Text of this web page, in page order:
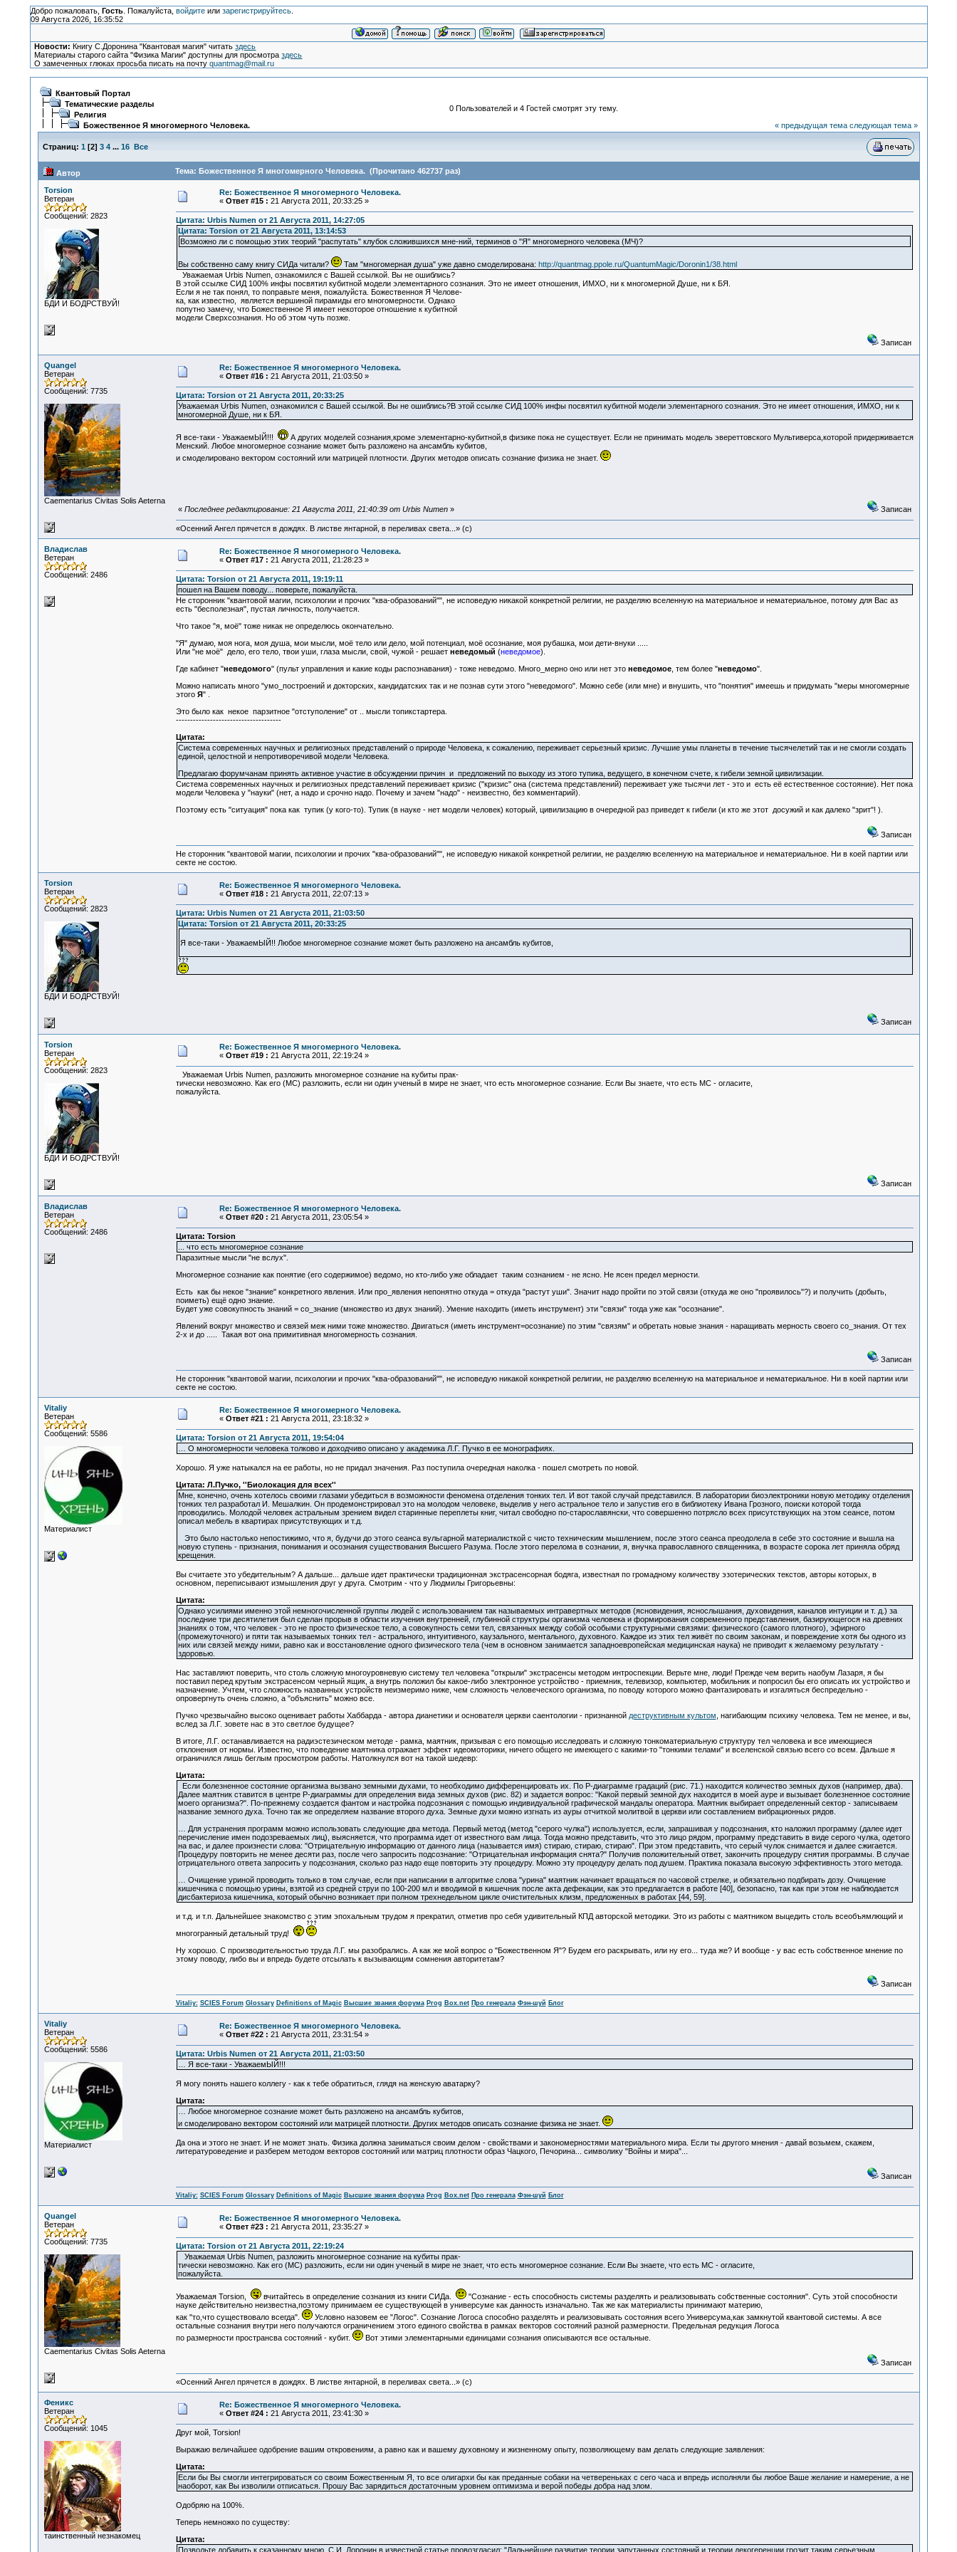
Добро пожаловать, Гость. Пожалуйста, войдитеили зарегистрируйтесь.
09 Августа 2026, 16:35:52
Новости: Книгу С.Доронина "Квантовая магия" читатьздесь
Материалы старого сайта "Физика Магии" доступны для просмотраздесь
О замеченных глюках просьба писать на почтуquantmag@mail.ru
Квантовый Портал
Тематические разделы
Религия
Божественное Я многомерного Человека.
0 Пользователей и 4 Гостей смотрят эту тему.
« предыдущая тема следующая тема »
Страниц: 1 [2] 3 4 ... 16 Все
Автор Тема: Божественное Я многомерного Человека. (Прочитано 462737 раз)
Torsion
Ветеран
Сообщений: 2823
БДИ И БОДРСТВУЙ!
Re: Божественное Я многомерного Человека.
« Ответ #15 : 21 Августа 2011, 20:33:25 »
Цитата: Urbis Numen от 21 Августа 2011, 14:27:05
Цитата: Torsion от 21 Августа 2011, 13:14:53
Возможно ли с помощью этих теорий "распутать" клубок сложившихся мне-ний, терминов о "Я" многомерного человека (МЧ)?
Вы собственно саму книгу СИДа читали? Там "многомерная душа" уже давно смоделирована: http://quantmag.ppole.ru/QuantumMagic/Doronin1/38.html
Уважаемая Urbis Numen, ознакомился с Вашей ссылкой. Вы не ошиблись?
В этой ссылке СИД 100% инфы посвятил кубитной модели элементарного сознания. Это не имеет отношения, ИМХО, ни к многомерной Душе, ни к БЯ.
Если я не так понял, то поправьте меня, пожалуйста. Божественноя Я Челове-
ка, как известно, является вершиной пирамиды его многомерности. Однако
попутно замечу, что Божественное Я имеет некоторое отношение к кубитной
модели Сверхсознания. Но об этом чуть позже.
Записан
Quangel
Ветеран
Сообщений: 7735
Сaementarius Civitas Solis Aeterna
Re: Божественное Я многомерного Человека.
« Ответ #16 : 21 Августа 2011, 21:03:50 »
Цитата: Torsion от 21 Августа 2011, 20:33:25
Уважаемая Urbis Numen, ознакомился с Вашей ссылкой. Вы не ошиблись?В этой ссылке СИД 100% инфы посвятил кубитной модели элементарного сознания. Это не имеет отношения, ИМХО, ни к
многомерной Душе, ни к БЯ.
Я все-таки - УважаемЫЙ!!!
А других моделей сознания,кроме элементарно-кубитной,в физике пока не существует. Если не принимать модель эвереттовского Мультиверса,которой придерживается
Менский. Любое многомерное сознание может быть разложено на ансамбль кубитов,
и смоделировано вектором состояний или матрицей плотности. Других методов описать сознание физика не знает.
« Последнее редактирование: 21 Августа 2011, 21:40:39 от Urbis Numen» Записан
«Осенний Ангел прячется в дождях. В листве янтарной, в переливах света...» (c)
Владислав
Ветеран
Сообщений: 2486
Re: Божественное Я многомерного Человека.
« Ответ #17 : 21 Августа 2011, 21:28:23 »
Цитата: Torsion от 21 Августа 2011, 19:19:11
пошел на Вашем поводу... поверьте, пожалуйста.
Не сторонник "квантовой магии, психологии и прочих "ква-образований"", не исповедую никакой конкретной религии, не разделяю вселенную на материальное и нематериальное, потому для Вас аз
есть "бесполезная", пустая личность, получается.
Что такое "я, моё" тоже никак не определюсь окончательно.
"Я" думаю, моя нога, моя душа, мои мысли, моё тело или дело, мой потенциал, моё осознание, моя рубашка, мои дети-внуки .....
Или "не моё" дело, его тело, твои уши, глаза мысли, свой, чужой - решает неведомый (неведомое).
Где кабинет "неведомого" (пульт управления и какие коды распознавания) - тоже неведомо. Много_мерно оно или нет это неведомое, тем более "неведомо".
Можно написать много "умо_построений и докторских, кандидатских так и не познав сути этого "неведомого". Можно себе (или мне) и внушить, что "понятия" имеешь и придумать "меры многомерные
этого Я" .
Это было как некое парзитное "отступоление" от .. мысли топикстартера.
-------------------------------------
Цитата:
Система современных научных и религиозных представлений о природе Человека, к сожалению, переживает серьезный кризис. Лучшие умы планеты в течение тысячелетий так и не смогли создать
единой, целостной и непротиворечивой модели Человека.
Предлагаю форумчанам принять активное участие в обсуждении причин и предложений по выходу из этого тупика, ведущего, в конечном счете, к гибели земной цивилизации.
Система современных научных и религиозных представлений переживает кризис ("кризис" она (система представлений) переживает уже тысячи лет - это и есть её естественное состояние). Нет пока
модели Человека у "науки" (нет, а надо и срочно надо. Почему и зачем "надо" - неизвестно, без комментарий).
Поэтому есть "ситуация" пока как тупик (у кого-то). Тупик (в науке - нет модели человек) который, цивилизацию в очередной раз приведет к гибели (и кто же этот досужий и как далеко "зрит"! ).
Записан
Не сторонник "квантовой магии, психологии и прочих "ква-образований"", не исповедую никакой конкретной религии, не разделяю вселенную на материальное и нематериальное. Ни в коей партии или
секте не состою.
Torsion
Ветеран
Сообщений: 2823
БДИ И БОДРСТВУЙ!
Re: Божественное Я многомерного Человека.
« Ответ #18 : 21 Августа 2011, 22:07:13 »
Цитата: Urbis Numen от 21 Августа 2011, 21:03:50
Цитата: Torsion от 21 Августа 2011, 20:33:25
Я все-таки - УважаемЫЙ!! Любое многомерное сознание может быть разложено на ансамбль кубитов,
Записан
Torsion
Ветеран
Сообщений: 2823
БДИ И БОДРСТВУЙ!
Re: Божественное Я многомерного Человека.
« Ответ #19 : 21 Августа 2011, 22:19:24 »
Уважаемая Urbis Numen, разложить многомерное сознание на кубиты прак-
тически невозможно. Как его (МС) разложить, если ни один ученый в мире не знает, что есть многомерное сознание. Если Вы знаете, что есть МС - огласите,
пожалуйста.
Записан
Владислав
Ветеран
Сообщений: 2486
Re: Божественное Я многомерного Человека.
« Ответ #20 : 21 Августа 2011, 23:05:54 »
Цитата: Torsion
... что есть многомерное сознание
Паразитные мысли "не вслух".
Многомерное сознание как понятие (его содержимое) ведомо, но кто-либо уже обладает таким сознанием - не ясно. Не ясен предел мерности.
Есть как бы некое "знание" конкретного явления. Или про_явления непонятно откуда = откуда "растут уши". Значит надо пройти по этой связи (откуда же оно "проявилось"?) и получить (добыть,
поиметь) ещё одно знание.
Будет уже совокупность знаний = со_знание (множество из двух знаний). Умение находить (иметь инструмент) эти "связи" тогда уже как "осознание".
Явлений вокруг множество и связей меж ними тоже множество. Двигаться (иметь инструмент=осознание) по этим "связям" и обретать новые знания - наращивать мерность своего со_знания. От тех
2-х и до ..... Такая вот она примитивная многомерность сознания.
Записан
Не сторонник "квантовой магии, психологии и прочих "ква-образований"", не исповедую никакой конкретной религии, не разделяю вселенную на материальное и нематериальное. Ни в коей партии или
секте не состою.
Vitaliy
Ветеран
Сообщений: 5586
Материалист
Re: Божественное Я многомерного Человека.
« Ответ #21 : 21 Августа 2011, 23:18:32 »
Цитата: Torsion от 21 Августа 2011, 19:54:04
… О многомерности человека толково и доходчиво описано у академика Л.Г. Пучко в ее монографиях.
Хорошо. Я уже натыкался на ее работы, но не придал значения. Раз поступила очередная наколка - пошел смотреть по новой.
Цитата: Л.Пучко, ''Биолокация для всех''
Мне, конечно, очень хотелось своими глазами убедиться в возможности феномена отделения тонких тел. И вот такой случай представился. В лаборатории биоэлектроники новую методику отделения
тонких тел разработал И. Мешалкин. Он продемонстрировал это на молодом человеке, выделив у него астральное тело и запустив его в библиотеку Ивана Грозного, поиски которой тогда
проводились. Молодой человек астральным зрением видел старинные переплеты книг, читал свободно по-старославянски, что совершенно потрясло всех присутствующих на этом сеансе, потом
описал мебель в квартирах присутствующих и т.д.
Это было настолько непостижимо, что я, будучи до этого сеанса вульгарной материалисткой с чисто техническим мышлением, после этого сеанса преодолела в себе это состояние и вышла на
новую ступень - признания, понимания и осознания существования Высшего Разума. После этого перелома в сознании, я, внучка православного священника, в возрасте сорока лет приняла обряд
крещения.
Вы считаете это убедительным? А дальше... дальше идет практически традиционная экстрасенсорная бодяга, известная по громадному количеству эзотерических текстов, авторы которых, в
основном, переписывают измышления друг у друга. Смотрим - что у Людмилы Григорьевны:
Цитата:
Однако усилиями именно этой немногочисленной группы людей с использованием так называемых интравертных методов (ясновидения, яснослышания, духовидения, каналов интуиции и т. д.) за
последние три десятилетия был сделан прорыв в области изучения внутренней, глубинной структуры организма человека и формирования современного представления, базирующегося на древних
знаниях о том, что человек - это не просто физическое тело, а совокупность семи тел, связанных между собой особыми структурными связями: физического (самого плотного), эфирного
(промежуточного) и пяти так называемых тонких тел - астрального, интуитивного, каузального, ментального, духовного. Каждое из этих тел живёт по своим законам, и повреждение хотя бы одного из
них или связей между ними, равно как и восстановление одного физического тела (чем в основном занимается западноевропейская медицинская наука) не приводит к желаемому результату -
здоровью.
Нас заставляют поверить, что столь сложную многоуровневую систему тел человека "открыли" экстрасенсы методом интроспекции. Верьте мне, люди! Прежде чем верить наобум Лазаря, я бы
поставил перед крутым экстрасенсом черный ящик, а внутрь положил бы какое-либо электронное устройство - приемник, телевизор, компьютер, мобильник и попросил бы его описать их устройство и
назначение. Учтем, что сложность названных устройств неизмеримо ниже, чем сложность человеческого организма, по поводу которого можно фантазировать и изгаляться беспредельно -
опровергнуть очень сложно, а "объяснить" можно все.
Пучко чрезвычайно высоко оценивает работы Хаббарда - автора дианетики и основателя церкви саентологии - признанной деструктивным культом , нагибающим психику человека. Тем не менее, и вы,
вслед за Л.Г. зовете нас в это светлое будущее?
В итоге, Л.Г. останавливается на радиэстезическом методе - рамка, маятник, призывая с его помощью исследовать и сложную тонкоматериальную структуру тел человека и все имеющиеся
отклонения от нормы. Известно, что поведение маятника отражает эффект идеомоторики, ничего общего не имеющего с какими-то "тонкими телами" и вселенской связью всего со всем. Дальше я
ограничился лишь беглым просмотром работы. Натолкнулся вот на такой шедевр:
Цитата:
Если болезненное состояние организма вызвано земными духами, то необходимо дифференцировать их. По Р-диаграмме градаций (рис. 71.) находится количество земных духов (например, два).
Далее маятник ставится в центре Р-диаграммы для определения вида земных духов (рис. 82) и задается вопрос: "Какой первый земной дух находится в моей ауре и вызывает болезненное состояние
моего организма?". По-прежнему создается фантом и настройка подсознания с помощью индивидуальной графической мандалы оператора. Маятник выбирает определенный сектор - записываем
название земного духа. Точно так же определяем название второго духа. Земные духи можно изгнать из ауры отчиткой молитвой в церкви или составлением вибрационных рядов.
… Для устранения программ можно использовать следующие два метода. Первый метод (метод "серого чулка") используется, если, запрашивая у подсознания, кто наложил программу (далее идет
перечисление имен подозреваемых лиц), выясняется, что программа идет от известного вам лица. Тогда можно представить, что это лицо рядом, программу представить в виде серого чулка, одетого
на вас, и далее произнести слова: "Отрицательную информацию от данного лица (называется имя) стираю, стираю, стираю". При этом представить, что серый чулок снимается и далее сжигается.
Процедуру повторить не менее десяти раз, после чего запросить подсознание: "Отрицательная информация снята?" Получив положительный ответ, закончить процедуру снятия программы. В случае
отрицательного ответа запросить у подсознания, сколько раз надо еще повторить эту процедуру. Можно эту процедуру делать под душем. Практика показала высокую эффективность этого метода.
… Очищение уриной проводить только в том случае, если при написании в алгоритме слова "урина" маятник начинает вращаться по часовой стрелке, и обязательно подбирать дозу. Очищение
кишечника с помощью урины, взятой из средней струи по 100-200 мл и вводимой в кишечник после акта дефекации, как это предлагается в работе [40], безопасно, так как при этом не наблюдается
дисбактериоза кишечника, который обычно возникает при полном трехнедельном цикле очистительных клизм, предложенных в работах [44, 59].
и т.д. и т.п. Дальнейшее знакомство с этим эпохальным трудом я прекратил, отметив про себя удивительный КПД авторской методики. Это из работы с маятником выцедить столь всеобъямлющий и
многогранный детальный труд!
Ну хорошо. С производительностью труда Л.Г. мы разобрались. А как же мой вопрос о "Божественном Я"? Будем его раскрывать, или ну его... туда же? И вообще - у вас есть собственное мнение по
этому поводу, либо вы и впредь будете отсылать к вызывающим сомнения авторитетам?
Записан
Vitaliy: SCIES Forum Glossary Definitions of Magic Высшие звания форума Prog Box.net Про генерала Фэн-шуй Блог
Vitaliy
Ветеран
Сообщений: 5586
Материалист
Re: Божественное Я многомерного Человека.
« Ответ #22 : 21 Августа 2011, 23:31:54 »
Цитата: Urbis Numen от 21 Августа 2011, 21:03:50
… Я все-таки - УважаемЫЙ!!!
Я могу понять нашего коллегу - как к тебе обратиться, глядя на женскую аватарку?
Цитата:
… Любое многомерное сознание может быть разложено на ансамбль кубитов,
и смоделировано вектором состояний или матрицей плотности. Других методов описать сознание физика не знает.
Да она и этого не знает. И не может знать. Физика должна заниматься своим делом - свойствами и закономерностями материального мира. Если ты другого мнения - давай возьмем, скажем,
литературоведение и разберем методом векторов состояний или матриц плотности образ Чацкого, Печорина... символику "Войны и мира"...
Записан
Vitaliy: SCIES Forum Glossary Definitions of Magic Высшие звания форума Prog Box.net Про генерала Фэн-шуй Блог
Quangel
Ветеран
Сообщений: 7735
Сaementarius Civitas Solis Aeterna
Re: Божественное Я многомерного Человека.
« Ответ #23 : 21 Августа 2011, 23:35:27 »
Цитата: Torsion от 21 Августа 2011, 22:19:24
Уважаемая Urbis Numen, разложить многомерное сознание на кубиты прак-
тически невозможно. Как его (МС) разложить, если ни один ученый в мире не знает, что есть многомерное сознание. Если Вы знаете, что есть МС - огласите,
пожалуйста.
Уважаемая Torsion, вчитайтесь в определение сознания из книги СИДа.
"Сознание - есть способность системы разделять и реализовывать собственные состояния". Суть этой способности
науке действительно неизвестна,поэтому принимаем ее существующей в универсуме как данность изначально. Так же как материалисты принимают материю,
как "то,что существовало всегда".
Условно назовем ее "Логос". Сознание Логоса способно разделять и реализовывать состояния всего Универсума,как замкнутой квантовой системы. А все
остальные сознания внутри него получаются ограничением этого единого свойства в рамках векторов состояний разной размерности. Предельная редукция Логоса
по размерности пространсва состояний - кубит.
Вот этими элементарными единицами сознания описываются все остальные.
Записан
«Осенний Ангел прячется в дождях. В листве янтарной, в переливах света...» (c)
Феникс
Ветеран
Сообщений: 1045
таинственный незнакомец
Re: Божественное Я многомерного Человека.
« Ответ #24 : 21 Августа 2011, 23:41:30 »
Друг мой, Torsion!
Выражаю величайшее одобрение вашим откровениям, а равно как и вашему духовному и жизненному опыту, позволяющему вам делать следующие заявления:
Цитата:
Если бы Вы смогли интегрироваться со своим Божественным Я, то все олигархи бы как преданные собаки на четвереньках с сего часа и впредь исполняли бы любое Ваше желание и намерение, а не
наоборот, как Вы изволили отписаться. Прошу Вас зарядиться достаточным уровнем оптимизма и верой победы добра над злом.
Одобряю на 100%.
Теперь немножко по существу:
Цитата:
Позвольте добавить к сказанному мною. С.И. Доронин в известной статье провозгласил: "Дальнейшее развитие теории запутанных состояний и теории декогеренции грозит таким серьезным